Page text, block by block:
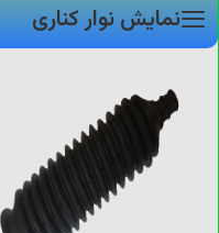
نمایش نوار کناری